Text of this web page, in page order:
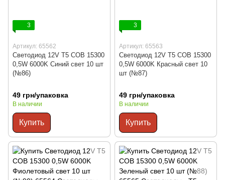
3
Артикул: 65562
Светодиод 12V Т5 COB 15300
0,5W 6000K Синий свет 10 шт
(№86)
49 грн/упаковка
В наличии
Купить
3
Артикул: 65563
Светодиод 12V Т5 COB 15300
0,5W 6000K Красный свет 10
шт (№87)
49 грн/упаковка
В наличии
Купить